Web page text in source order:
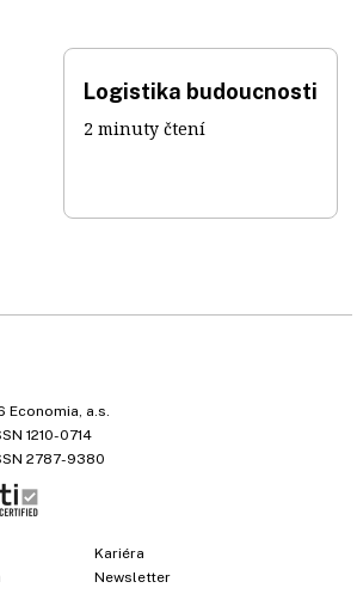
Logistika budoucnosti
2 minuty čtení
Economia, a.s.
1210-0714
2787-9380
Kariéra
Newsletter